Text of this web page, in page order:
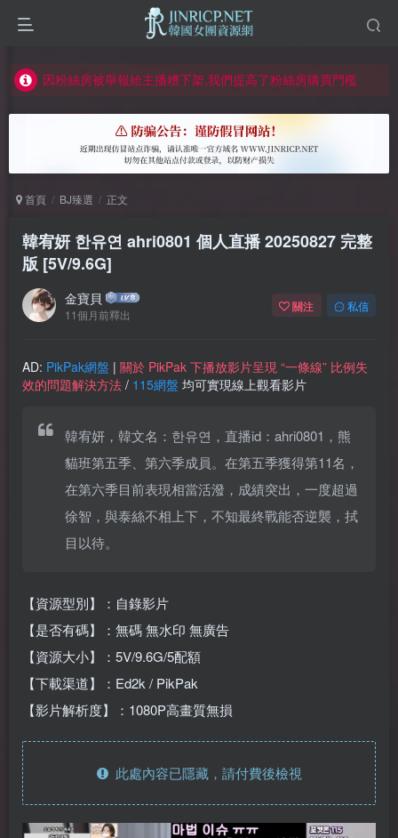
如何獲得 Jinricp.net 網站邀請碼
因粉絲房被舉報給主播糟下架,我們提高了粉絲房購買門檻
所有ED2K連結僅支援115網盤/PikPak網盤，其它網盤均不支援
關於 PikPak 下播放影片呈現 “一條線” 的問題報告
如何獲得 Jinricp.net 網站邀請碼
正版宣告: 警惕盜版網站冒充 Jinricp.net [20260605更新]
首頁 BJ臻選 正文
韓宥妍 한유연 ahri0801 個人直播 20250827 完整
版 [5V/9.6G]
金寶貝
11個月前釋出
關注 私信
AD: PikPak網盤 | 關於 PikPak 下播放影片呈現 “一條線” 比例失
效的問題解決方法 / 115網盤 均可實現線上觀看影片
韓宥妍，韓文名：한유연，直播id：ahri0801，熊
貓班第五季、第六季成員。在第五季獲得第11名，
在第六季目前表現相當活潑，成績突出，一度超過
徐智，與泰絲不相上下，不知最終戰能否逆襲，拭
目以待。
【資源型別】：自錄影片
【是否有碼】：無碼 無水印 無廣告
【資源大小】：5V/9.6G/5配額
【下載渠道】：Ed2k / PikPak
【影片解析度】：1080P高畫質無損
此處內容已隱藏，請付費後檢視